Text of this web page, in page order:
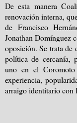
De esta manera
renovación interna,
de Francisco
Jonathan Domínguez
oposición. Se trata de
política de cercanía,
uno en el
experiencia,
arraigo identitario